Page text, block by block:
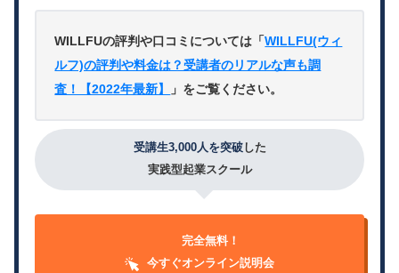
WILLFUの評判や口コミについては「WILLFU(ウィ
ルフ)の評判や料金は？受講者のリアルな声も調
査！【2022年最新】
」をご覧ください。
受講生3,000人を突破した
実践型起業スクール
完全無料！
今すぐオンライン説明会